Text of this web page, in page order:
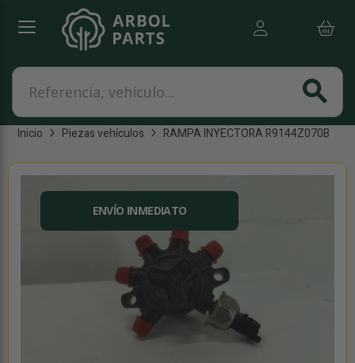
Referencia, vehículo...
search
Inicio Piezas vehículos RAMPA INYECTORA R9144Z070B
ENVÍO INMEDIATO